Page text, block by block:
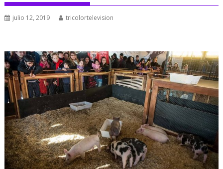
julio 12, 2019 tricolortelevision